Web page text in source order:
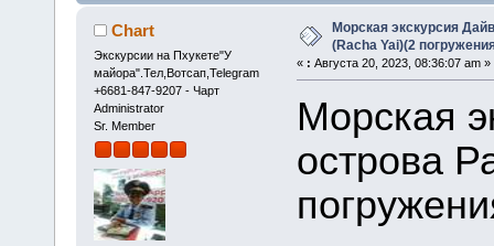
(Прочитано 63583 раз)
Chart
Экскурсии на Пхукете"У
майора".Тел,Вотсап,Telegram
+6681-847-9207 - Чарт
Administrator
Sr. Member
Морская экскурсия
(Racha Yai)(2
« : Августа 20, 2023, 08:36:07 am »
Морская
острова